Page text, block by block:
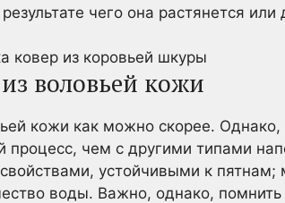
чего она растянется или
воловьей кожи
кожи как можно скорее.
процесс, чем с другими типами
устойчивыми к пятнам;
воды. Важно, однако,